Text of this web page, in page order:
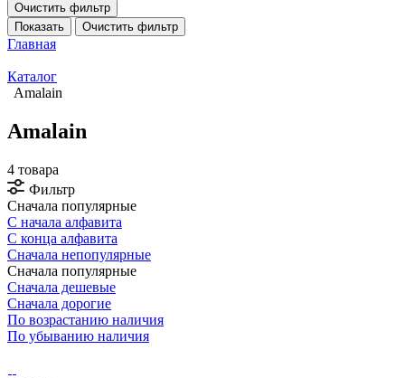
Очистить фильтр
Показать
Очистить фильтр
Главная
Каталог
Amalain
Amalain
4 товара
Фильтр
Сначала популярные
С начала алфавита
С конца алфавита
Сначала непопулярные
Сначала популярные
Сначала дешевые
Сначала дорогие
По возрастанию наличия
По убыванию наличия